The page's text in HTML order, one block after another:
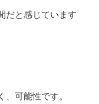
だと感じています
、可能性です。